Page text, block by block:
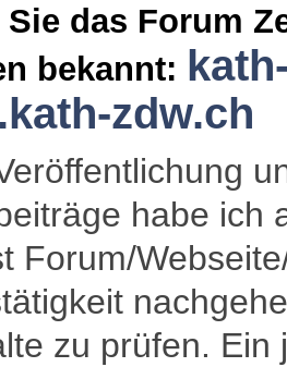
Sie das Forum
bekannt:
zdw.ch
habe ich
Forum/
zu prüfen.